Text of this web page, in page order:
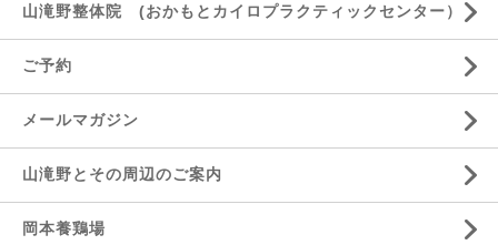
山滝野整体院 (おかもとカイロプラクティックセンター）
ご予約
メールマガジン
山滝野とその周辺のご案内
岡本養鶏場